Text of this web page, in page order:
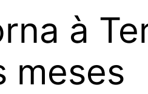
à
meses